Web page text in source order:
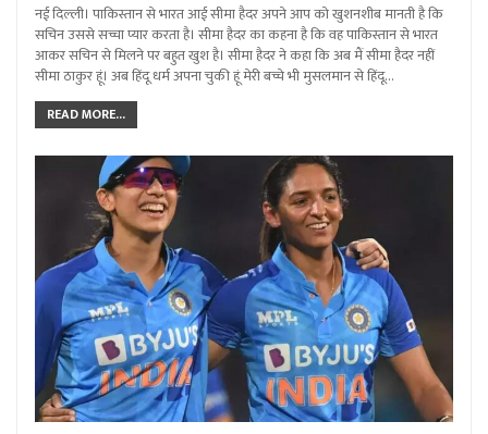
नई दिल्ली। पाकिस्तान से भारत आई सीमा हैदर अपने आप को खुशनशीब मानती है कि
सचिन उससे सच्चा प्यार करता है। सीमा हैदर का कहना है कि वह पाकिस्तान से भारत
आकर सचिन से मिलने पर बहुत खुश है। सीमा हैदर ने कहा कि अब मैं सीमा हैदर नहीं
सीमा ठाकुर हूं। अब हिंदू धर्म अपना चुकी हूं मेरी बच्चे भी मुसलमान से हिंदू…
READ MORE...